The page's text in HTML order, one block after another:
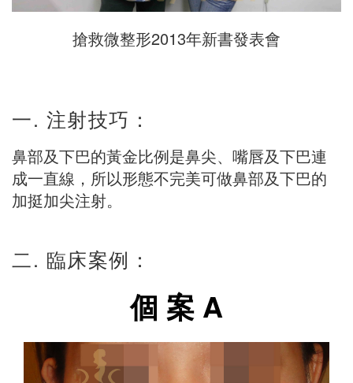
搶救微整形2013年新書發表會
一. 注射技巧：
鼻部及下巴的黃金比例是鼻尖、嘴唇及下巴連
成一直線，所以形態不完美可做鼻部及下巴的
加挺加尖注射。
二. 臨床案例：
個 案 A